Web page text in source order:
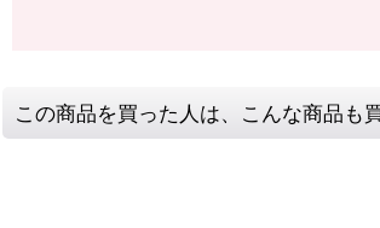
この商品を買った人は、こんな商品も